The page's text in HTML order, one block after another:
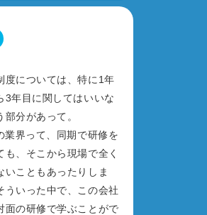
度については、特に1年
3年目に関してはいいな
部分があって。
業界って、同期で研修を
も、そこから現場で全く
いこともあったりしま
ういった中で、この会社
面の研修で学ぶことがで